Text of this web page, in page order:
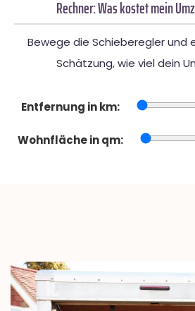
Rechner: Was kostet mein
Bewege die Schieberegler und
Schätzung, wie viel dein
Entfernung in km:
Wohnfläche in qm: